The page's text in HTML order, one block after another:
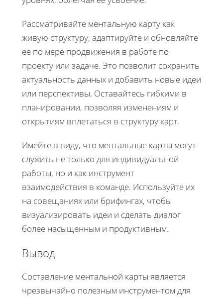
Рассматривайте ментальную карту как
живую структуру, адаптируйте и обновляйте
ее по мере продвижения в работе по
проекту или задаче. Это позволит сохранить
актуальность данных и добавить новые идеи
или перспективы. Оставайтесь гибкими в
планировании, позволяя изменениям и
открытиям вплетаться в структуру карт.
Имейте в виду, что ментальные карты могут
служить не только для индивидуальной
работы, но и как инструмент
взаимодействия в команде. Используйте их
на совещаниях или брифингах, чтобы
визуализировать идеи и сделать диалог
более насыщенным и продуктивным.
Вывод
Составление ментальной карты является
чрезвычайно полезным инструментом для